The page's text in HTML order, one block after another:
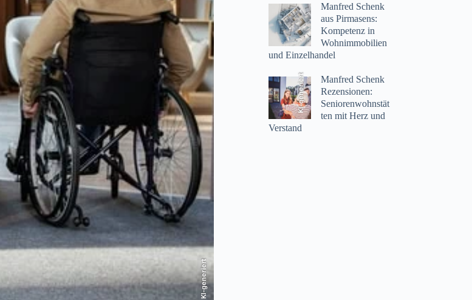
KI-generiert
Manfred Schenk
aus Pirmasens:
Kompetenz in
Wohnimmobilien
und Einzelhandel
KI-generiert
Manfred Schenk
Rezensionen:
Seniorenwohnstät
ten mit Herz und
Verstand